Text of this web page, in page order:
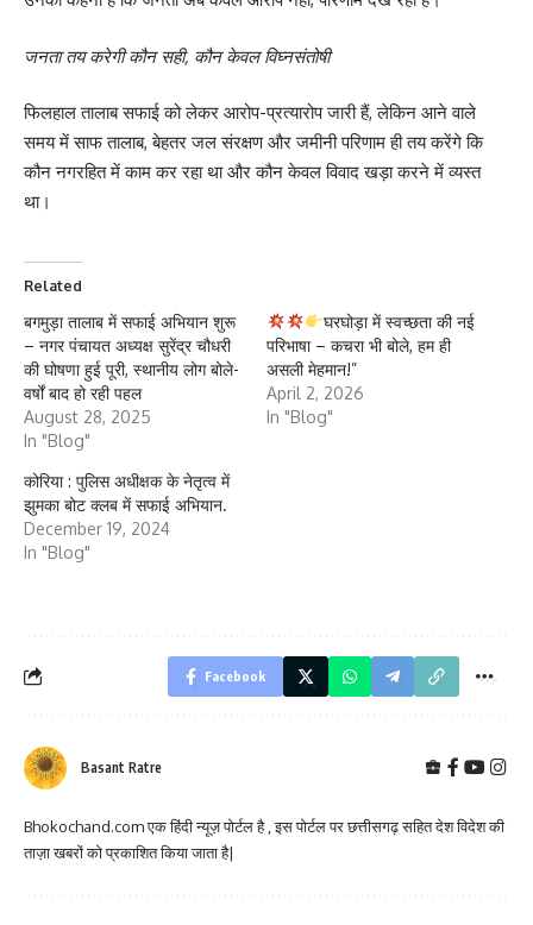
जनता तय करेगी कौन सही, कौन केवल विघ्नसंतोषी
फिलहाल तालाब सफाई को लेकर आरोप-प्रत्यारोप जारी हैं, लेकिन आने वाले
समय में साफ तालाब, बेहतर जल संरक्षण और जमीनी परिणाम ही तय करेंगे कि
कौन नगरहित में काम कर रहा था और कौन केवल विवाद खड़ा करने में व्यस्त
था।
Related
बगमुड़ा तालाब में सफाई अभियान शुरू
– नगर पंचायत अध्यक्ष सुरेंद्र चौधरी
की घोषणा हुई पूरी, स्थानीय लोग बोले-
वर्षों बाद हो रही पहल
August 28, 2025
In "Blog"
घरघोड़ा में स्वच्छता की नई
परिभाषा – कचरा भी बोले, हम ही
असली मेहमान!”
April 2, 2026
In "Blog"
कोरिया : पुलिस अधीक्षक के नेतृत्व में
झुमका बोट क्लब में सफाई अभियान.
December 19, 2024
In "Blog"
Facebook
Basant Ratre
Bhokochand.com एक हिंदी न्यूज़ पोर्टल है , इस पोर्टल पर छत्तीसगढ़ सहित देश विदेश की
ताज़ा खबरों को प्रकाशित किया जाता है|